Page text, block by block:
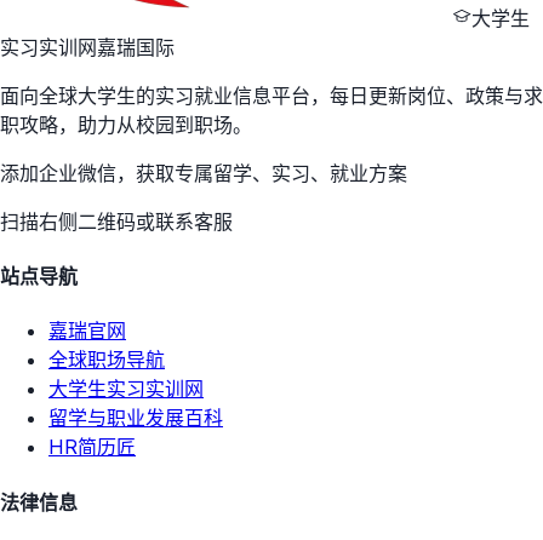
大学生
实习实训网嘉瑞国际
面向全球大学生的实习就业信息平台，每日更新岗位、政策与求
职攻略，助力从校园到职场。
添加企业微信，获取专属留学、实习、就业方案
扫描右侧二维码或联系客服
站点导航
嘉瑞官网
全球职场导航
大学生实习实训网
留学与职业发展百科
HR简历匠
法律信息